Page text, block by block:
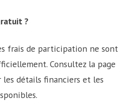
?
frais de participation ne sont
Consultez la page
les détails financiers et les